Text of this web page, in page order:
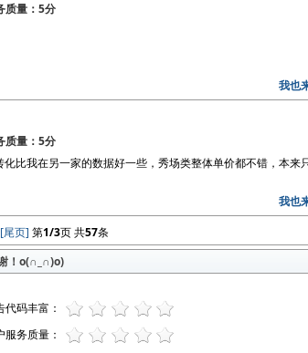
量：5分
我也
量：5分
比我在另一家的数据好一些，秀场类整体单价都不错，本来
我也
[尾页] 第1/3页 共57条
！o(∩_∩)o)
代码丰富：
服务质量：